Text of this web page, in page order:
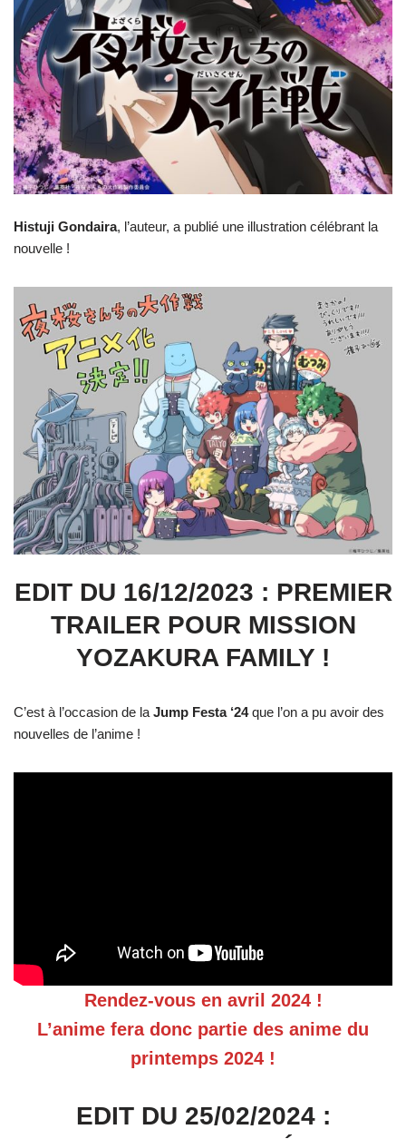
Histuji Gondaira, l’auteur, a publié une illustration célébrant la
nouvelle !
EDIT DU 16/12/2023 : PREMIER
TRAILER POUR MISSION
YOZAKURA FAMILY !
C’est à l’occasion de la Jump Festa ‘24que l’on a pu avoir des
nouvelles de l’anime !
Rendez-vous en avril 2024 !
L’anime fera donc partie des anime du
printemps 2024 !
EDIT DU 25/02/2024 :